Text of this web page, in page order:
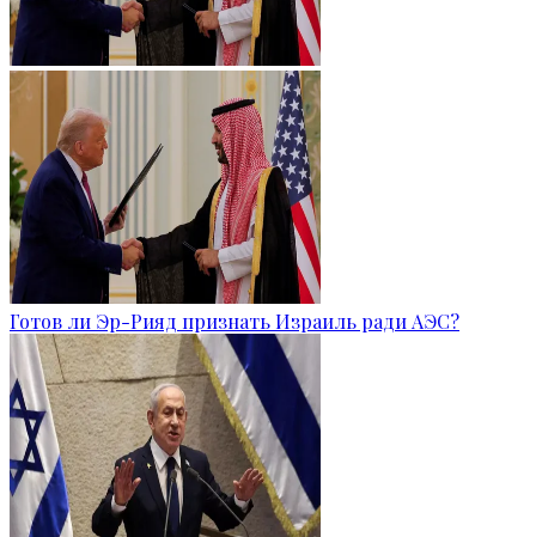
Готов ли Эр-Рияд признать Израиль ради АЭС?